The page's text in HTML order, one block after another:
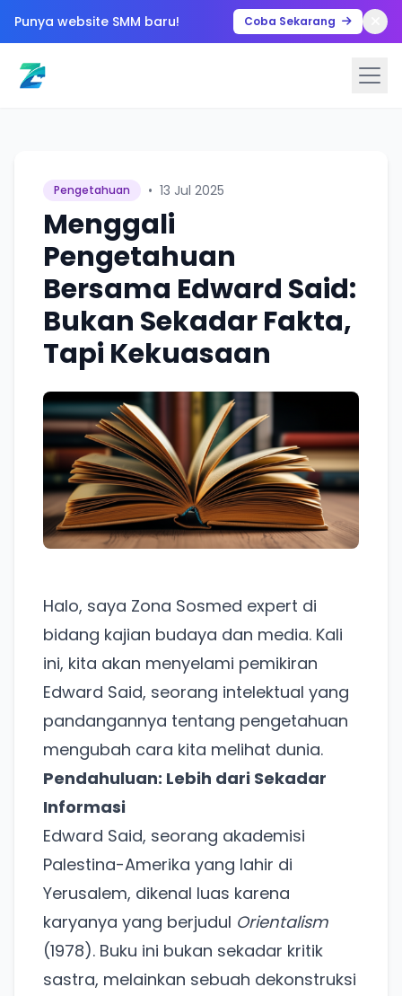
Punya website SMM baru! Coba Sekarang
Pengetahuan • 13 Jul 2025
Menggali
Pengetahuan
Bersama Edward Said:
Bukan Sekadar Fakta,
Tapi Kekuasaan
Halo, saya Zona Sosmed expert di
bidang kajian budaya dan media. Kali
ini, kita akan menyelami pemikiran
Edward Said, seorang intelektual yang
pandangannya tentang pengetahuan
mengubah cara kita melihat dunia.
Pendahuluan: Lebih dari Sekadar
Informasi
Edward Said, seorang akademisi
Palestina-Amerika yang lahir di
Yerusalem, dikenal luas karena
karyanya yang berjudul Orientalism
(1978). Buku ini bukan sekadar kritik
sastra, melainkan sebuah dekonstruksi